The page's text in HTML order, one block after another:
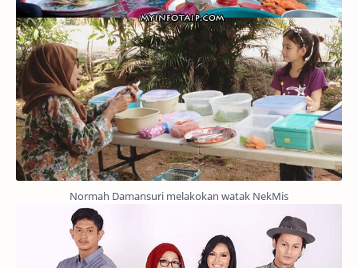
Normah Damansuri melakokan watak NekMis